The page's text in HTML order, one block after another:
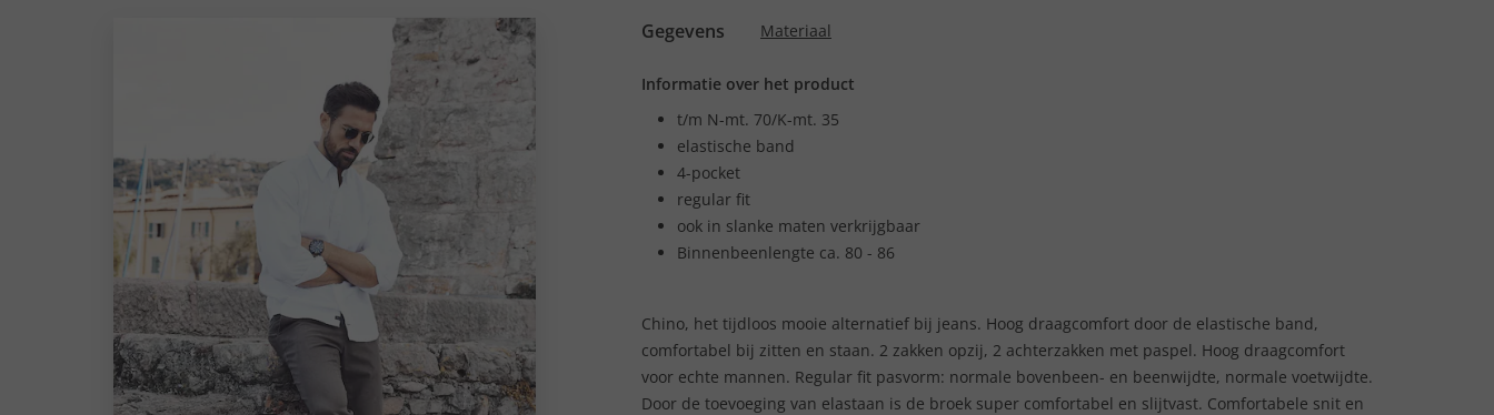
Gegevens Materiaal
Informatie over het product
t/m N-mt. 70/K-mt. 35
elastische band
4-pocket
regular fit
ook in slanke maten verkrijgbaar
Binnenbeenlengte ca. 80 - 86
Chino, het tijdloos mooie alternatief bij jeans. Hoog draagcomfort door de elastische band,
comfortabel bij zitten en staan. 2 zakken opzij, 2 achterzakken met paspel. Hoog draagcomfort
voor echte mannen. Regular fit pasvorm: normale bovenbeen- en beenwijdte, normale voetwijdte.
Door de toevoeging van elastaan is de broek super comfortabel en slijtvast. Comfortabele snit en